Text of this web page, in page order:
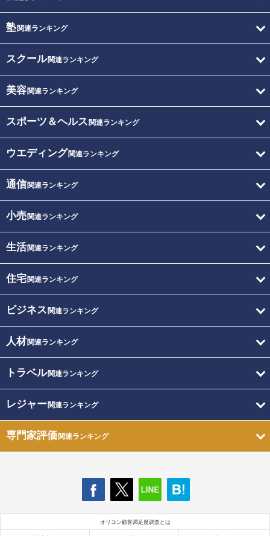
塾関連ランキング
スクール関連ランキング
美容関連ランキング
スポーツ＆ヘルス 関連ランキング
ウエディング関連ランキング
通信関連ランキング
小売関連ランキング
生活関連ランキング
住宅関連ランキング
ビジネス 関連ランキング
人材関連ランキング
トラベル関連ランキング
レジャー関連ランキング
専門家評価関連ランキング
オリコン顧客満足度調査とは